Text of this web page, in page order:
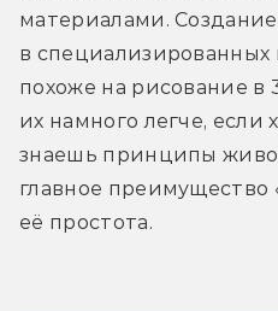
материалами.
в специализированных
похоже на рисование в
их намного легче, если
знаешь принципы
главное преимущество
её простота.